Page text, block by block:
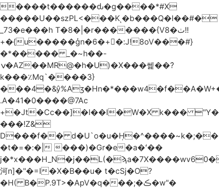
����t������ԃ�g����*#X
_73�e���h T�8�|�r�������{V8�ٺ!!
+�{u�����ģn�6�+�:J!8oV���#}
�*����� _�~h��-
ݍ�AZ��MR@�h�U)�X���쎑��݁?
k���٪Mq`����3}
.A�41�0����@7Ac
+�Jt�Cc��]�I��I�W�X k���
���!Z&
D���f��
�t�=�:�| ���)�Gr�e�a�ʻ��
j�*x���H_N�j��L(�ϡa�7X����wv׈�60pM�
河n]�"�=I�X�B��u� t�cSj�O?
�H( B�P.9T>�ApV�q���;�ڪ�w"�